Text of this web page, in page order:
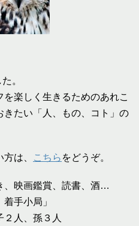
。
楽しく生きるためのあれこ
たい「人、もの、コト」の
は、 こちら をどうぞ。
、映画鑑賞、読書、酒…
手小局」
２人、孫３人